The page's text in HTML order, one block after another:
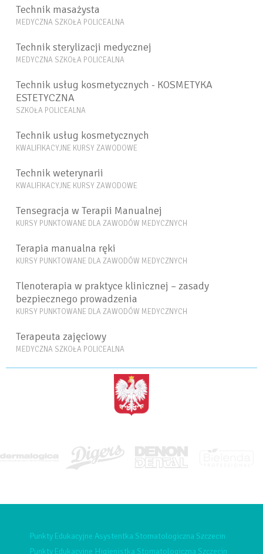
Technik masażysta
MEDYCZNA SZKOŁA POLICEALNA
Technik sterylizacji medycznej
MEDYCZNA SZKOŁA POLICEALNA
Technik usług kosmetycznych - KOSMETYKA
ESTETYCZNA
SZKOŁA POLICEALNA
Technik usług kosmetycznych
KWALIFIKACYJNE KURSY ZAWODOWE
Technik weterynarii
KWALIFIKACYJNE KURSY ZAWODOWE
Tensegracja w Terapii Manualnej
KURSY PUNKTOWANE DLA ZAWODÓW MEDYCZNYCH
Terapia manualna ręki
KURSY PUNKTOWANE DLA ZAWODÓW MEDYCZNYCH
Tlenoterapia w praktyce klinicznej – zasady
bezpiecznego prowadzenia
KURSY PUNKTOWANE DLA ZAWODÓW MEDYCZNYCH
Terapeuta zajęciowy
MEDYCZNA SZKOŁA POLICEALNA
Punkty Edukacyjne Asystentka Stomatologiczna Szczecin
Punkty Edukacyjne Higienistka Stomatologiczna Szczecin